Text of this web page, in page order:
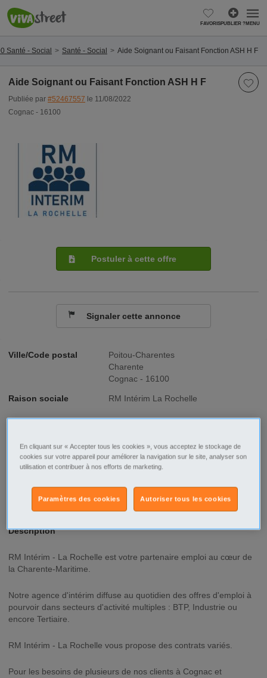
FAVORISPUBLIER ?MENU
Santé - Social Santé - Social Aide Soignant ou Faisant Fonction ASH H F
Aide Soignant ou Faisant Fonction ASH H F
Publiée par #52467557 le 11/08/2022
Cognac - 16100
Ville/Code postal
Poitou-Charentes
Charente
Cognac - 16100
Raison sociale RM Intérim La Rochelle
Fonction Santé - Social
Type de contrat Intérim
Type d'emploi Temps plein
Description
RM Intérim - La Rochelle est votre partenaire emploi au cœur de
la Charente-Maritime.
Notre agence d'intérim diffuse au quotidien des offres d'emploi à
pourvoir dans secteurs d'activité multiples : BTP, Industrie ou
encore Tertiaire.
RM Intérim - La Rochelle vous propose des contrats variés.
Pour les besoins de plusieurs de nos clients à Cognac et
Postuler à cette offre
Signaler cette annonce
En cliquant sur « Accepter tous les cookies », vous acceptez le stockage de
cookies sur votre appareil pour améliorer la navigation sur le site, analyser son
utilisation et contribuer à nos efforts de marketing.
Autoriser tous les cookies
Paramètres des cookies